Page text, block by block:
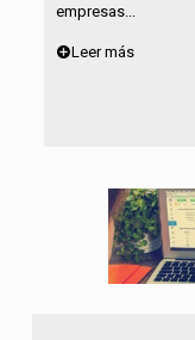
empresas...
Leer más